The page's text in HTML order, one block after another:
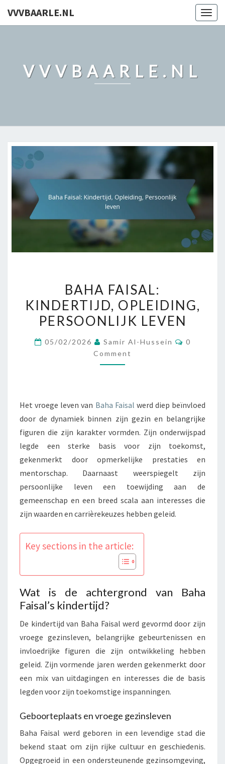
VVVBAARLE.NL
VVVBAARLE.NL
FAISAL:
KINDERTIJD,
OPLEIDING,
LEVEN
BAHA FAISAL:
KINDERTIJD, OPLEIDING,
PERSOONLIJK LEVEN
05/02/2026 Samir Al-Hussein Comments
0
Comment
Het vroege leven van Baha Faisal werd diep beïnvloed
door de dynamiek binnen zijn gezin en belangrijke
figuren die zijn karakter vormden. Zijn onderwijspad
legde een sterke basis voor zijn toekomst,
gekenmerkt door opmerkelijke prestaties en
mentorschap. Daarnaast weerspiegelt zijn
persoonlijke leven een toewijding aan de
gemeenschap en een breed scala aan interesses die
zijn waarden en carrièrekeuzes hebben geleid.
Key sections in the article:
Wat is de achtergrond van Baha
Faisal’s kindertijd?
De kindertijd van Baha Faisal werd gevormd door zijn
vroege gezinsleven, belangrijke gebeurtenissen en
invloedrijke figuren die zijn ontwikkeling hebben
geleid. Zijn vormende jaren werden gekenmerkt door
een mix van uitdagingen en interesses die de basis
legden voor zijn toekomstige inspanningen.
Geboorteplaats en vroege gezinsleven
Baha Faisal werd geboren in een levendige stad die
bekend staat om zijn rijke cultuur en geschiedenis.
Opgegroeid in een ondersteunende gezinsomgeving,